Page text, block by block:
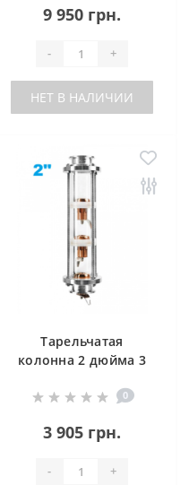
9 950 грн.
- +
НЕТ В НАЛИЧИИ
Тарельчатая
колонна 2 дюйма 3
0
3 905 грн.
- +